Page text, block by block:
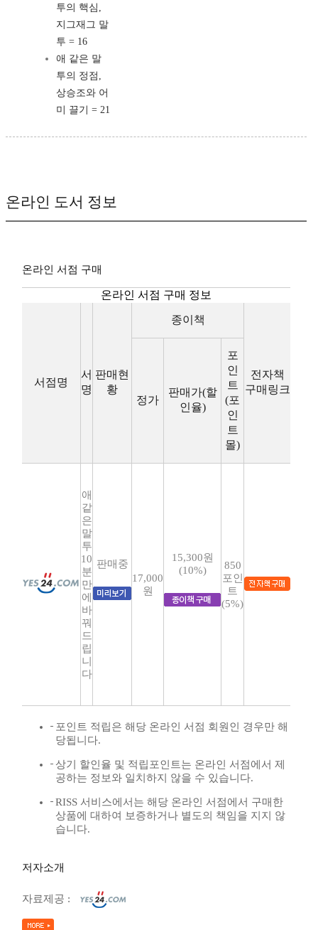
투의 핵심,
지그재그 말
투 = 16
애 같은 말
투의 정점,
상승조와 어
미 끌기 = 21
온라인 도서 정보
온라인 서점 구매
온라인 서점 구매 정보
서점명
서
명
판매현
황
종이책
전자책
구매링크
정가
판매가(할
인율)
포
인
트
(포
인
트
몰)
애
같
은
말
투
10
분
만
에
바
꿔
드
립
니
다
판매중
17,000
원
15,300원
(10%)
850
포인
트
(5%)
포인트 적립은 해당 온라인 서점 회원인 경우만 해
당됩니다.
상기 할인율 및 적립포인트는 온라인 서점에서 제
공하는 정보와 일치하지 않을 수 있습니다.
RISS 서비스에서는 해당 온라인 서점에서 구매한
상품에 대하여 보증하거나 별도의 책임을 지지 않
습니다.
저자소개
자료제공 :